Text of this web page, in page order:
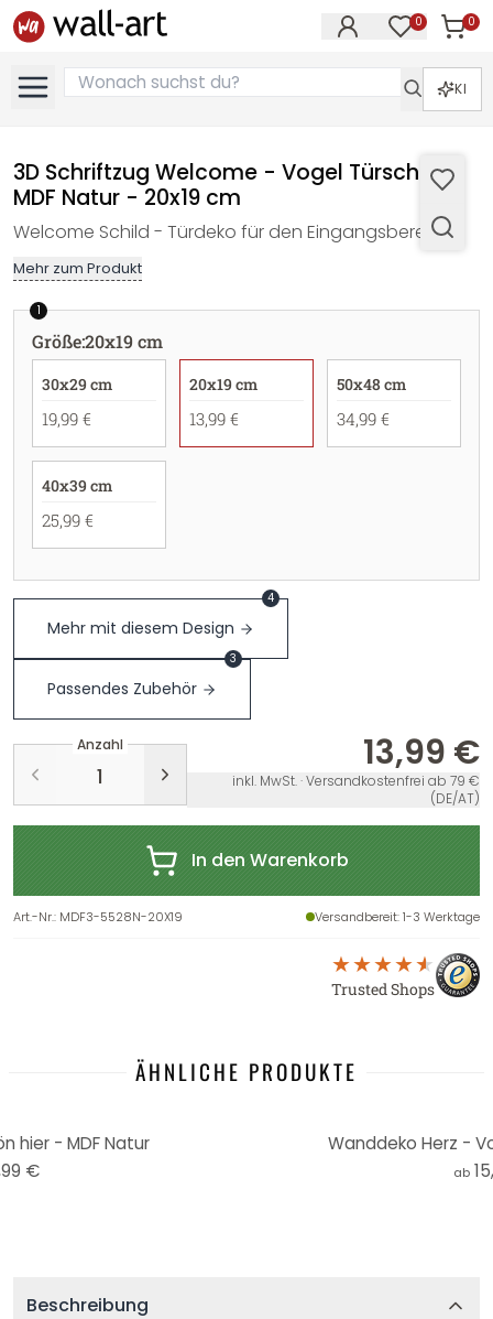
0 0
KI
3D Schriftzug Welcome - Vogel Türschild -
MDF Natur - 20x19 cm
Welcome Schild - Türdeko für den Eingangsbereich.
Mehr zum Produkt
1
Größe:20x19 cm
30x29 cm
19,99 €
20x19 cm
13,99 €
50x48 cm
34,99 €
40x39 cm
25,99 €
Mehr mit diesem Design
4
Passendes Zubehör
3
Anzahl 13,99 €
inkl. MwSt. · Versandkostenfrei ab 79 €
(DE/AT)
In den Warenkorb
Art.-Nr.: MDF3-5528N-20X19 Versandbereit: 1-3 Werktage
Trusted Shops
ÄHNLICHE PRODUKTE
hier - MDF Natur
€
Wanddeko Herz -
ab
Beschreibung